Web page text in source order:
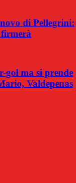
di Pellegrini:
gol ma si prende
Valdepenas